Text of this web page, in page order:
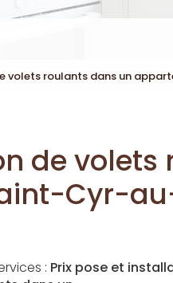
volets roulants dans un
de
Cyr-
: Prix pose et